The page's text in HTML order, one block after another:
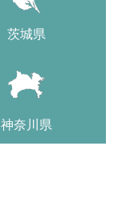
茨城県
神奈川県